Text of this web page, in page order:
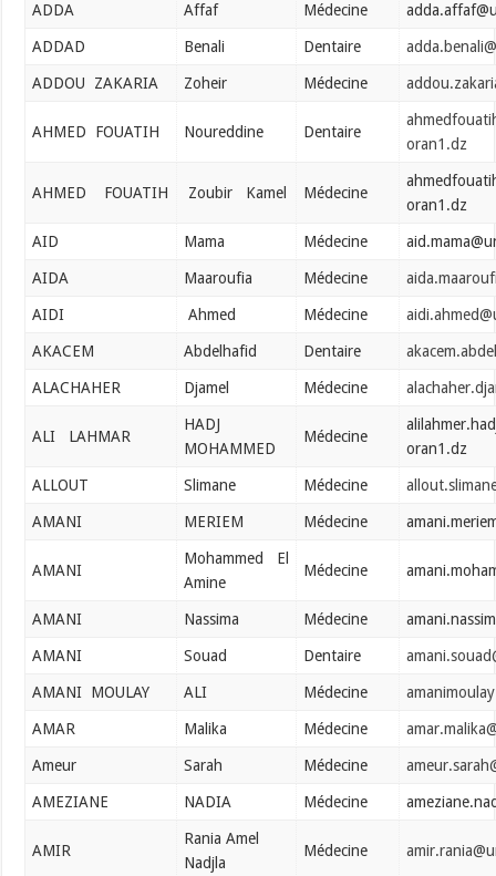
ADDA Affaf Médecine
ADDAD Benali Dentaire
ADDOU ZAKARIA Zoheir Médecine
AHMED FOUATIH Noureddine Dentaire
oran1.dz
AHMED FOUATIH Zoubir Kamel Médecine
oran1.dz
AID Mama Médecine
AIDA Maaroufia Médecine
AIDI Ahmed Médecine
AKACEM Abdelhafid Dentaire
ALACHAHER Djamel Médecine
ALI LAHMAR
HADJ
MOHAMMED
Médecine
oran1.dz
ALLOUT Slimane Médecine
AMANI MERIEM Médecine
AMANI
Mohammed El
Amine
Médecine
AMANI Nassima Médecine
AMANI Souad Dentaire
AMANI MOULAY ALI Médecine
AMAR Malika Médecine
Ameur Sarah Médecine
AMEZIANE NADIA Médecine
AMIR
Rania Amel
Nadjla
Médecine